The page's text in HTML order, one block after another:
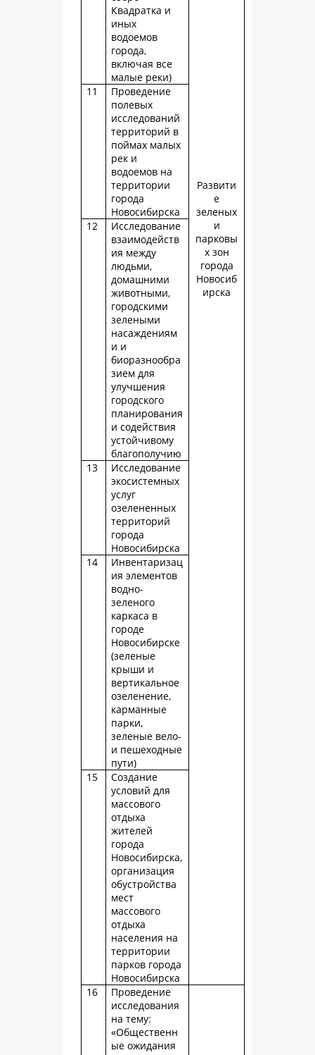
Развити
е
зеленых
и
парковы
х зон
города
Новосиб
ирска
Квадратка и
иных
водоемов
города,
включая все
малые реки)
11
Проведение
полевых
исследований
территорий в
поймах малых
рек и
водоемов на
территории
города
Новосибирска
12
Исследование
взаимодейств
ия между
людьми,
домашними
животными,
городскими
зелеными
насаждениям
и и
биоразнообра
зием для
улучшения
городского
планирования
и содействия
устойчивому
благополучию
13
Исследование
экосистемных
услуг
озелененных
территорий
города
Новосибирска
14
Инвентаризац
ия элементов
водно-
зеленого
каркаса в
городе
Новосибирске
(зеленые
крыши и
вертикальное
озеленение,
карманные
парки,
зеленые вело-
и пешеходные
пути)
15
Создание
условий для
массового
отдыха
жителей
города
Новосибирска,
организация
обустройства
мест
массового
отдыха
населения на
территории
парков города
Новосибирска
16
Проведение
исследования
на тему:
«Общественн
ые ожидания